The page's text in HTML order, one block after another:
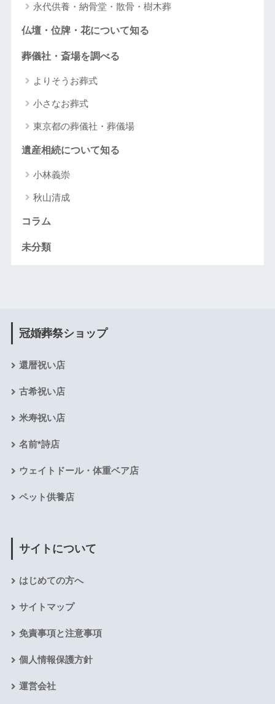
永代供養・納骨堂・散骨・樹木葬
仏壇・位牌・花について知る
葬儀社・斎場を調べる
よりそうお葬式
小さなお葬式
東京都の葬儀社・葬儀場
遺産相続について知る
小林義崇
秋山清成
コラム
未分類
冠婚葬祭ショップ
還暦祝い店
古希祝い店
米寿祝い店
名前*詩店
ウェイトドール・体重ベア店
ペット供養店
サイトについて
はじめての方へ
サイトマップ
免責事項と注意事項
個人情報保護方針
運営会社